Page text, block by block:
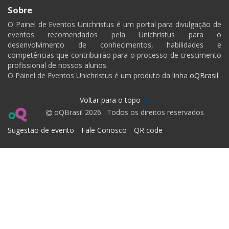
Sobre
O Painel de Eventos Unichristus é um portal para divulgação de
eventos recomendados pela Unichristus para o
desenvolvimento de conhecimentos, habilidades e
competências que contribuirão para o processo de crescimento
profissional de nossos alunos.
O Painel de Eventos Unichristus é um produto da linha oQBrasil.
Voltar para o topo
oQBrasil 2026 . Todos os direitos reservados
Sugestão de evento
Fale Conosco QR code